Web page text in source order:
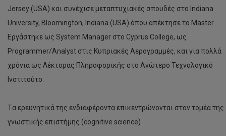
Jersey (USA) και συνέχισε μεταπτυχιακές σπουδές στο Indiana
University, Bloomington, Indiana (USA) όπου απέκτησε το Master.
Εργάστηκε ως System Manager στο Cyprus College, ως
Programmer/Analyst στις Κυπριακές Αερογραμμές, και για πολλά
χρόνια ως Λέκτορας Πληροφορικής στο Ανώτερο Τεχνολογικό
Ινστιτούτο.
Tα ερευνητικά της ενδιαφέροντα επικεντρώνονται στον τομέα της
γνωστικής επιστήμης (cognitive science)